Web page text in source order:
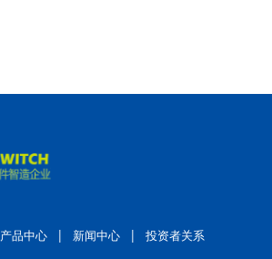
产品中心 | 新闻中心 | 投资者关系